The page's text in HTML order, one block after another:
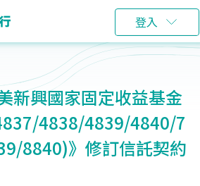
登入
新興國家固定收益基金
4838/4839/4840/7
8840)》修訂信託契約